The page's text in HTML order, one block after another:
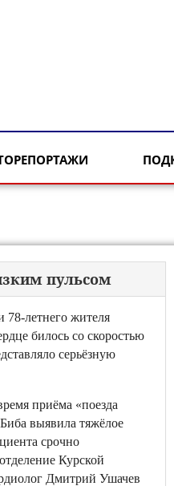
пульсом
78-летнего жителя
билось со скоростью
серьёзную
приёма «поезда
выявила тяжёлое
срочно
Курской
Дмитрий Ушачев